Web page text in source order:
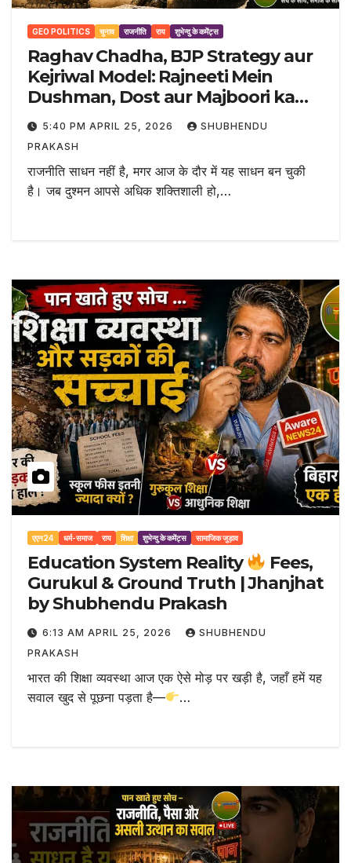
GEO POLITICS चुनाव राजनीति राय शुभेन्दु के कमेंट्स
Raghav Chadha, BJP Strategy aur
Kejriwal Model: Rajneeti Mein
Dushman, Dost aur Majboori ka
Khel
5:40 PM APRIL 25, 2026
SHUBHENDU
PRAKASH
राजनीति साधन नहीं है, मगर आज के दौर में यह साधन बन चुकी
है। जब दुश्मन आपसे अधिक शक्तिशाली हो,…
एएन24 धर्म-समाज राय शिक्षा शुभेन्दु के कमेंट्स सामाजिक जुड़ाव
Education System Reality
Fees,
Gurukul & Ground Truth | Jhanjhat
by Shubhendu Prakash
6:13 AM APRIL 25, 2026
SHUBHENDU
PRAKASH
भारत की शिक्षा व्यवस्था आज एक ऐसे मोड़ पर खड़ी है, जहाँ हमें यह
सवाल खुद से पूछना पड़ता है—
…